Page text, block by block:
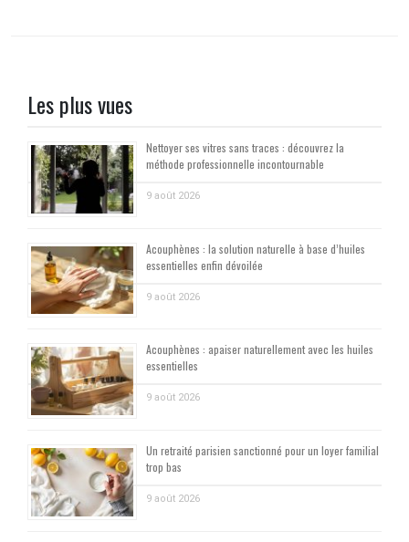
Les plus vues
Nettoyer ses vitres sans traces : découvrez la
méthode professionnelle incontournable
9 août 2026
Acouphènes : la solution naturelle à base d’huiles
essentielles enfin dévoilée
9 août 2026
Acouphènes : apaiser naturellement avec les huiles
essentielles
9 août 2026
Un retraité parisien sanctionné pour un loyer familial
trop bas
9 août 2026